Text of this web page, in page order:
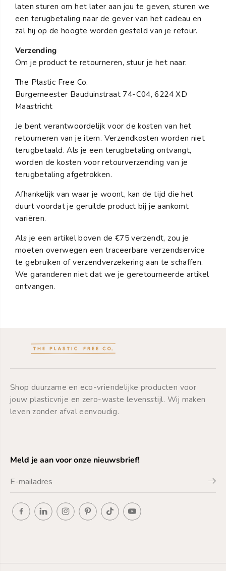
laten sturen om het later aan jou te geven, sturen we
een terugbetaling naar de gever van het cadeau en
zal hij op de hoogte worden gesteld van je retour.
Verzending
Om je product te retourneren, stuur je het naar:
The Plastic Free Co.
Burgemeester Bauduinstraat 74-C04, 6224 XD
Maastricht
Je bent verantwoordelijk voor de kosten van het
retourneren van je item. Verzendkosten worden niet
terugbetaald. Als je een terugbetaling ontvangt,
worden de kosten voor retourverzending van je
terugbetaling afgetrokken.
Afhankelijk van waar je woont, kan de tijd die het
duurt voordat je geruilde product bij je aankomt
variëren.
Als je een artikel boven de €75 verzendt, zou je
moeten overwegen een traceerbare verzendservice
te gebruiken of verzendverzekering aan te schaffen.
We garanderen niet dat we je geretourneerde artikel
ontvangen.
Shop duurzame en eco-vriendelijke producten voor
jouw plasticvrije en zero-waste levensstijl. Wij maken
leven zonder afval eenvoudig.
Meld je aan voor onze nieuwsbrief!